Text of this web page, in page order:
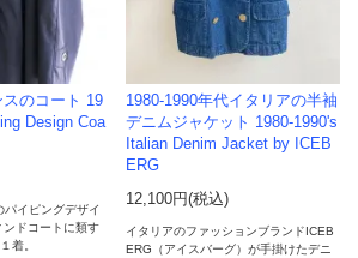
のコート 19
Design Coa
イピングデザイ
ンドコートに類す
着。
1980-1990年代イタリアの半袖
デニムジャケット 1980-1990's
Italian Denim Jacket by ICEB
ERG
12,100円(税込)
イタリアのファッションブランドICEB
ERG（アイスバーグ）が手掛けたデニ